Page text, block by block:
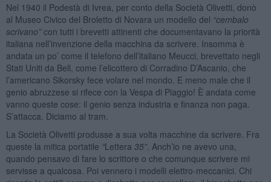
Nel 1940 il Podestà di Ivrea, per conto della Società Olivetti, donò
al Museo Civico del Broletto di Novara un modello del “cembalo
scrivano”con tutti i brevetti attinenti che documentavano la priorità
italiana nell’invenzione della macchina da scrivere. Insomma è
andata un po’ come il telefono dell’italiano Meucci, brevettato negli
Stati Uniti da Bell, come l’elicottero di Corradino D’Ascanio, che
l’americano Sikorsky fece volare nel mondo. E meno male che il
genio abruzzese si rifece con la Vespa di Piaggio! È andata come
vanno queste cose: il genio senza industria e finanza non paga.
S’attacca. Diciamo al tram.
La Società Olivetti produsse a sua volta macchine da scrivere. Fra
queste la mitica portatile “Lettera 35”. Anch’io ne avevo una,
quando pensavo di fare lo scrittore o che comunque scrivere mi
servisse a qualcosa. Poi vennero i modelli elettro-meccanici. Chi